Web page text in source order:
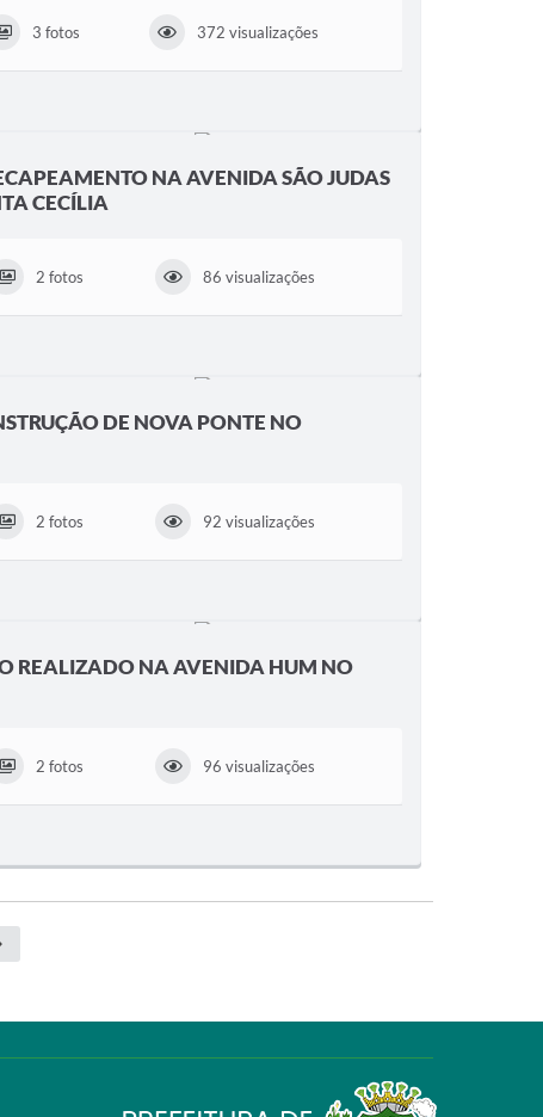
3 fotos 372 visualizações
NA AVENIDA SÃO JUDAS
CECÍLIA
2 fotos 86 visualizações
DE NOVA PONTE NO
2 fotos 92 visualizações
REALIZADO NA AVENIDA HUM NO
2 fotos 96 visualizações